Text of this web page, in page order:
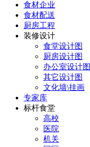
食材企业
食材配送
厨房工程
装修设计
食堂设计图
厨房设计图
办公室设计图
其它设计图
文化墙\挂画
专家库
标杆食堂
高校
医院
机关